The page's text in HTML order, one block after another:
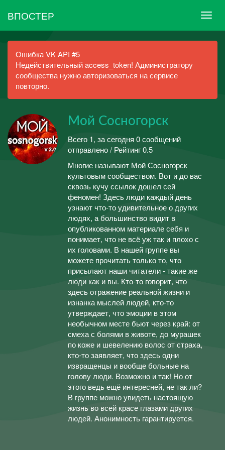
ВПОСТЕР
Ошибка VK API #5
Недействительный access_token! Администратору
сообщества нужно авторизоваться на сервисе
повторно.
Мой Сосногорск
Всего 1, за сегодня 0 сообщений
отправлено / Рейтинг 0.5
Многие называют Мой Сосногорск
культовым сообществом. Вот и до вас
сквозь кучу ссылок дошел сей
феномен! Здесь люди каждый день
узнают что-то удивительное о других
людях, а большинство видит в
опубликованном материале себя и
понимает, что не всё уж так и плохо с
их головами. В нашей группе вы
можете прочитать только то, что
присылают наши читатели - такие же
люди как и вы. Кто-то говорит, что
здесь отражение реальной жизни и
изнанка мыслей людей, кто-то
утверждает, что эмоции в этом
необычном месте бьют через край: от
смеха с болями в животе, до мурашек
по коже и шевелению волос от страха,
кто-то заявляет, что здесь одни
извращенцы и вообще больные на
голову люди. Возможно и так! Но от
этого ведь ещё интересней, не так ли?
В группе можно увидеть настоящую
жизнь во всей красе глазами других
людей. Анонимность гарантируется.